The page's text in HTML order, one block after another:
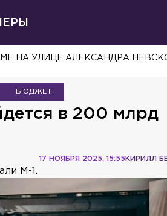
СКЕЙТБОРДИНГА И РОЛЛЕР
БЮДЖЕТ
в 200 млрд
КИРИЛЛ
17 НОЯБРЯ 2025, 15:55
М-1.